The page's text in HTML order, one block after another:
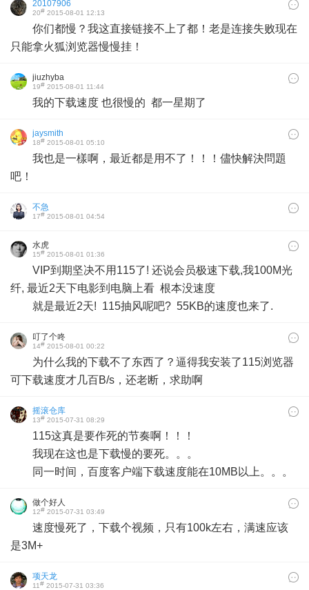
20107906
20# 2015-08-01 12:13
你们都慢？我这直接链接不上了都！老是连接失败现在
只能拿火狐浏览器慢慢挂！
jiuzhyba
19# 2015-08-01 11:44
我的下载速度 也很慢的 都一星期了
jaysmith
18# 2015-08-01 05:10
我也是一樣啊，最近都是用不了！！！儘快解決問題
吧！
不急
17# 2015-08-01 04:54
水虎
15# 2015-08-01 01:36
VIP到期坚决不用115了! 还说会员极速下载,我100M光
纤, 最近2天下电影到电脑上看 根本没速度
就是最近2天! 115抽风呢吧? 55KB的速度也来了.
叮了个咚
14# 2015-08-01 00:22
为什么我的下载不了东西了？逼得我安装了115浏览器
可下载速度才几百B/s，还老断，求助啊
摇滚仓库
13# 2015-07-31 08:29
115这真是要作死的节奏啊！！！
我现在这也是下载慢的要死。。。
同一时间，百度客户端下载速度能在10MB以上。。。
做个好人
12# 2015-07-31 03:49
速度慢死了，下载个视频，只有100k左右，满速应该
是3M+
项天龙
11# 2015-07-31 03:36